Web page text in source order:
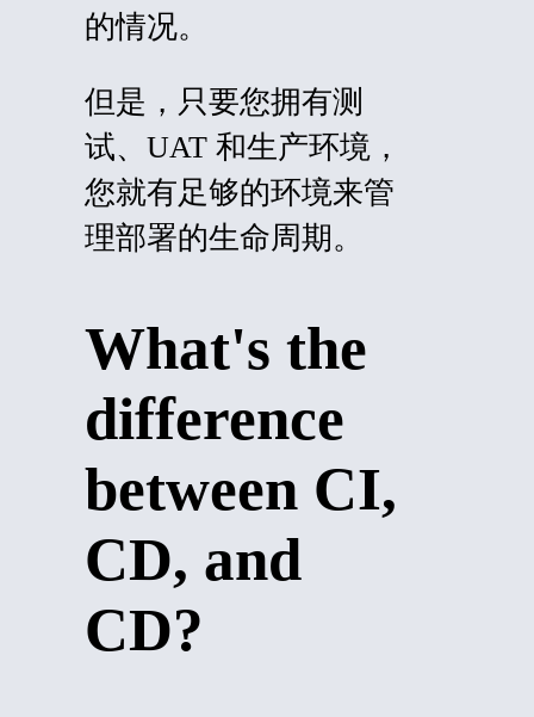
的情况。
但是，只要您拥有测
试、UAT 和生产环境，
您就有足够的环境来管
理部署的生命周期。
What's the
difference
between CI,
CD, and
CD?